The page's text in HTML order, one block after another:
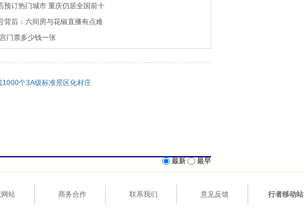
预订热门城市 重庆仍居全国前十
背后：六间房与花椒直播有点难
门票多少钱一张
个3A级标准景区化村庄
最新 最早
站 商务合作 联系我们 意见反馈 行者移动站